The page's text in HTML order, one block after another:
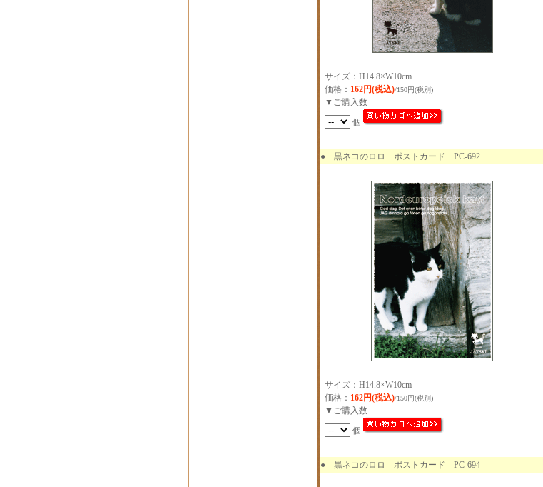
サイズ：H14.8×W10cm
価格： 162円(税込)/150円(税別)
▼ご購入数
個
● 黒ネコのロロ ポストカード PC-692
サイズ：H14.8×W10cm
価格： 162円(税込)/150円(税別)
▼ご購入数
個
● 黒ネコのロロ ポストカード PC-694